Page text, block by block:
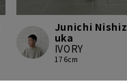
Junichi Nishiz
uka
IVORY
176cm